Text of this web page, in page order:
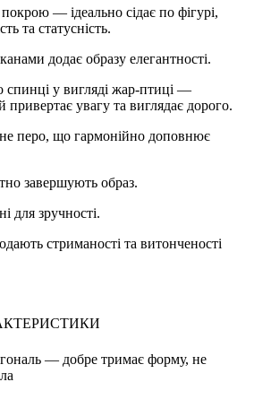
— ідеально сідає по фігурі,
та статусність.
додає образу елегантності.
спинці у вигляді жар-птиці —
привертає увагу та виглядає дорого.
перо, що гармонійно доповнює
завершують образ.
для зручності.
стриманості та витонченості
— добре тримає форму, не